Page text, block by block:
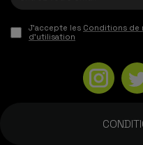
J'accepte les Conditions de
d'utilisation